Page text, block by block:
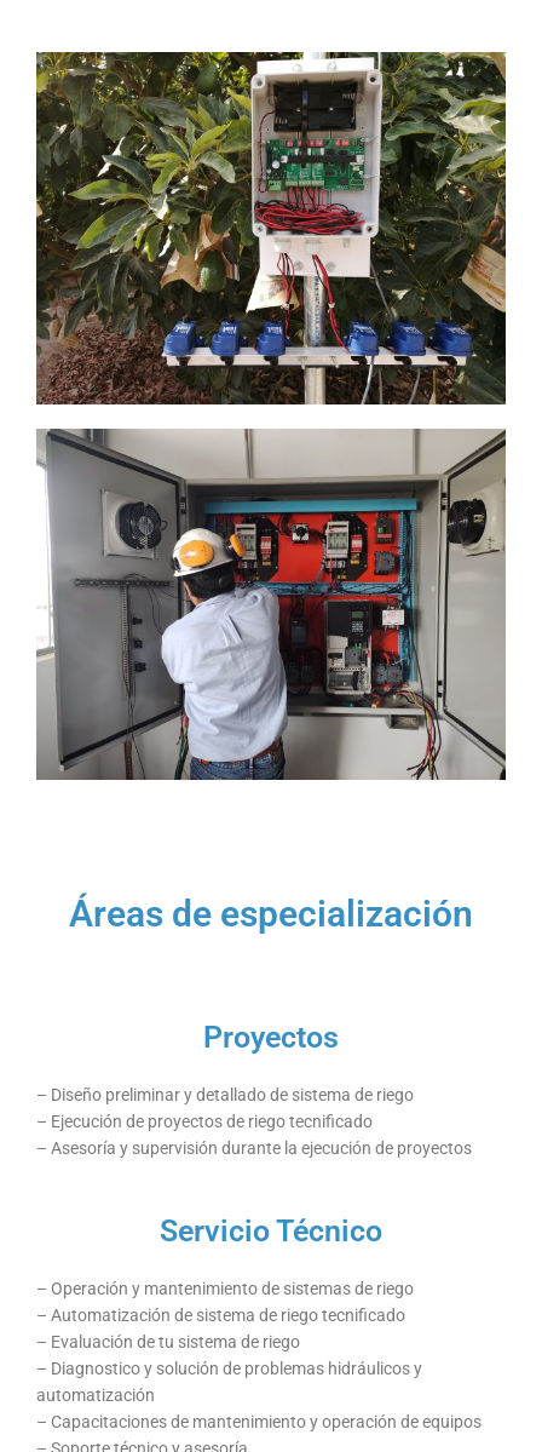
Áreas de especialización
Proyectos
– Diseño preliminar y detallado de sistema de riego
– Ejecución de proyectos de riego tecnificado
– Asesoría y supervisión durante la ejecución de proyectos
Servicio Técnico
– Operación y mantenimiento de sistemas de riego
– Automatización de sistema de riego tecnificado
– Evaluación de tu sistema de riego
– Diagnostico y solución de problemas hidráulicos y
automatización
– Capacitaciones de mantenimiento y operación de equipos